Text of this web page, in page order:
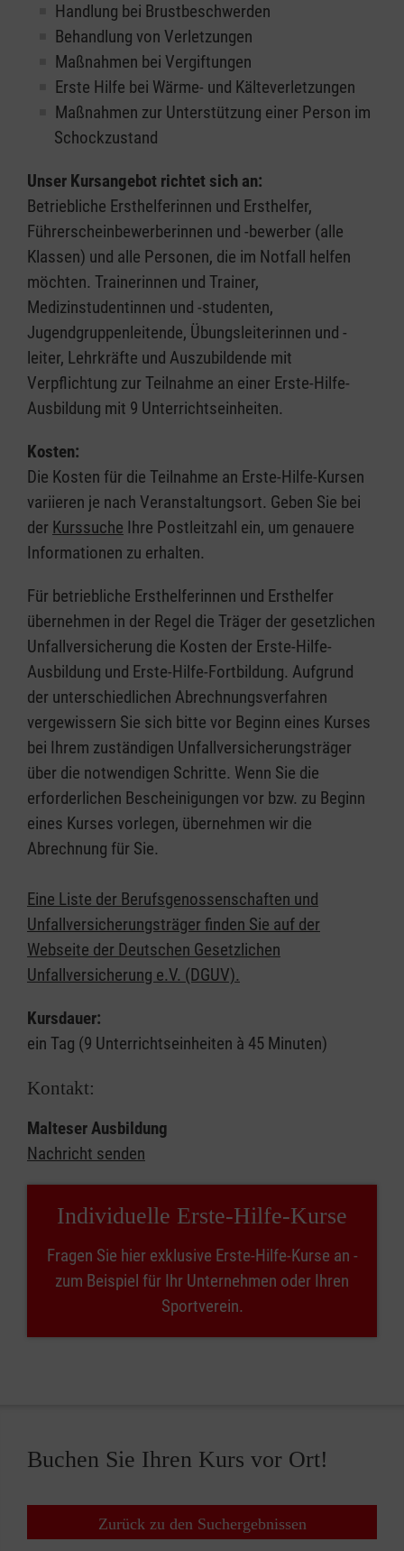
Handlung bei Brustbeschwerden
Behandlung von Verletzungen
Maßnahmen bei Vergiftungen
Erste Hilfe bei Wärme- und Kälteverletzungen
Maßnahmen zur Unterstützung einer Person im
Schockzustand
Unser Kursangebot richtet sich an:
Betriebliche Ersthelferinnen und Ersthelfer,
Führerscheinbewerberinnen und -bewerber (alle
Klassen) und alle Personen, die im Notfall helfen
möchten. Trainerinnen und Trainer,
Medizinstudentinnen und -studenten,
Jugendgruppenleitende, Übungsleiterinnen und -
leiter, Lehrkräfte und Auszubildende mit
Verpflichtung zur Teilnahme an einer Erste-Hilfe-
Ausbildung mit 9 Unterrichtseinheiten.
Kosten:
Die Kosten für die Teilnahme an Erste-Hilfe-Kursen
variieren je nach Veranstaltungsort. Geben Sie bei
der Kurssuche Ihre Postleitzahl ein, um genauere
Informationen zu erhalten.
Für betriebliche Ersthelferinnen und Ersthelfer
übernehmen in der Regel die Träger der gesetzlichen
Unfallversicherung die Kosten der Erste-Hilfe-
Ausbildung und Erste-Hilfe-Fortbildung. Aufgrund
der unterschiedlichen Abrechnungsverfahren
vergewissern Sie sich bitte vor Beginn eines Kurses
bei Ihrem zuständigen Unfallversicherungsträger
über die notwendigen Schritte. Wenn Sie die
erforderlichen Bescheinigungen vor bzw. zu Beginn
eines Kurses vorlegen, übernehmen wir die
Abrechnung für Sie.
Eine Liste der Berufsgenossenschaften und
Unfallversicherungsträger finden Sie auf der
Webseite der Deutschen Gesetzlichen
Unfallversicherung e.V. (DGUV).
Kursdauer:
ein Tag (9 Unterrichtseinheiten à 45 Minuten)
Kontakt:
Malteser Ausbildung
Nachricht senden
Individuelle Erste-Hilfe-Kurse
Fragen Sie hier exklusive Erste-Hilfe-Kurse an -
zum Beispiel für Ihr Unternehmen oder Ihren
Sportverein.
Buchen Sie Ihren Kurs vor Ort!
Zurück zu den Suchergebnissen